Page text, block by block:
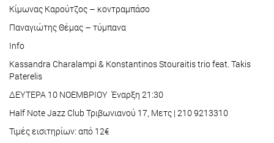
Κίμωνας Καρούτζος – κοντραμπάσο
Παναγιώτης Θέμας – τύμπανα
Info
Kassandra Charalampi & Konstantinos Stouraitis trio feat. Takis
Paterelis
ΔΕΥΤΕΡΑ 10 ΝΟΕΜΒΡΙΟΥ Έναρξη 21:30
Half Note Jazz Club Τριβωνιανού 17, Μετς | 210 9213310
Τιμές εισιτηρίων: από 12€